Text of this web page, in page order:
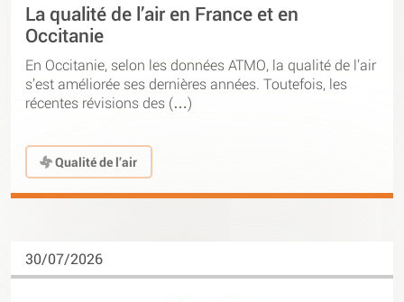
La qualité de l’air en France et en
Occitanie
En Occitanie, selon les données ATMO, la qualité de l’air
s’est améliorée ses dernières années. Toutefois, les
récentes révisions des (…)
Qualité de l’air
30/07/2026